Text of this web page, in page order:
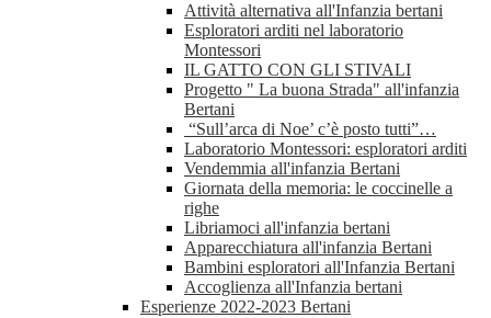
Attività alternativa all'Infanzia bertani
Esploratori arditi nel laboratorio
Montessori
IL GATTO CON GLI STIVALI
Progetto " La buona Strada" all'infanzia
Bertani
“Sull’arca di Noe’ c’è posto tutti”…
Laboratorio Montessori: esploratori arditi
Vendemmia all'infanzia Bertani
Giornata della memoria: le coccinelle a
righe
Libriamoci all'infanzia bertani
Apparecchiatura all'infanzia Bertani
Bambini esploratori all'Infanzia Bertani
Accoglienza all'Infanzia bertani
Esperienze 2022-2023 Bertani